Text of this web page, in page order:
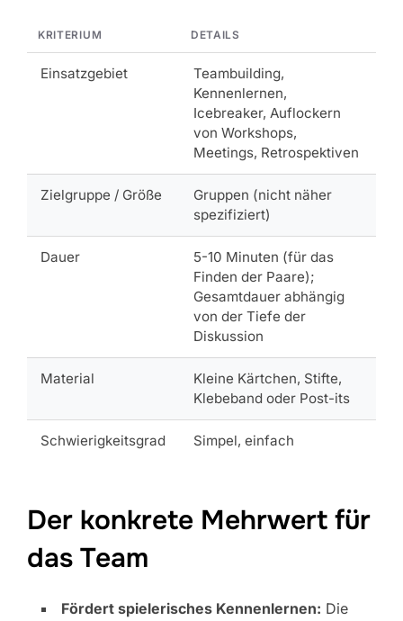
KRITERIUM DETAILS
Einsatzgebiet
Teambuilding,
Kennenlernen,
Icebreaker, Auflockern
von Workshops,
Meetings, Retrospektiven
Zielgruppe / Größe
Gruppen (nicht näher
spezifiziert)
Dauer
5-10 Minuten (für das
Finden der Paare);
Gesamtdauer abhängig
von der Tiefe der
Diskussion
Material
Kleine Kärtchen, Stifte,
Klebeband oder Post-its
Schwierigkeitsgrad Simpel, einfach
Der konkrete Mehrwert für
das Team
Fördert spielerisches Kennenlernen: Die